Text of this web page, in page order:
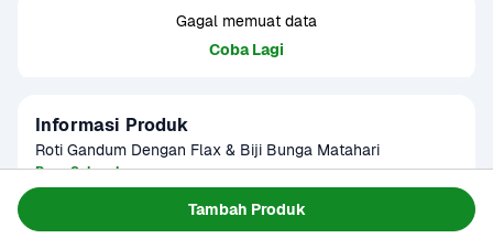
Tambah Produk
Gagal memuat data
Coba Lagi
Informasi Produk
Roti Gandum Dengan Flax & Biji Bunga Matahari
Baca Selengkapnya
Kategori
Sarapan
Terjadwal